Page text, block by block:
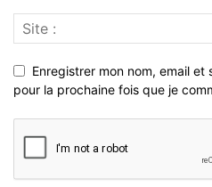
Enregistrer mon nom, email
pour la prochaine fois que je